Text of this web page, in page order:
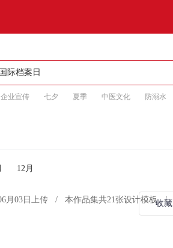
企业宣传 七夕 夏季 中医文化 防溺水
12月
月03日上传 / 本作品集共21张设计模板
/
收藏